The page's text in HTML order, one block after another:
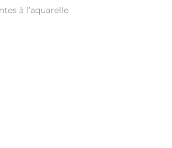
à l’aquarelle